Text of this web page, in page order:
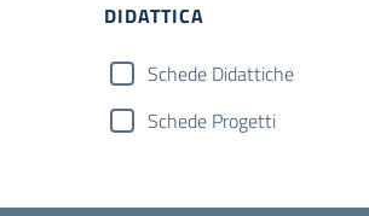
DIDATTICA
Schede Didattiche
Schede Progetti